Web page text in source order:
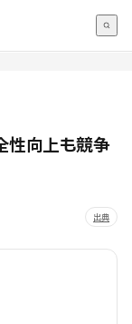
性向上も競争
出典